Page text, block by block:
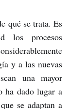
qué se trata. Es
los procesos
y a las nuevas
una mayor
ha dado lugar a
se adaptan a